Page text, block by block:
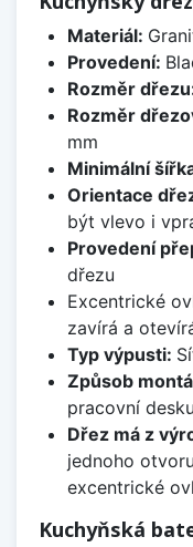
Materiál:
Provedení:
Rozměr
Rozměr
mm
Minimální
Orientace
být vlevo i
Provedení
dřezu
Excentrické
zavírá a
Typ výpusti:
Způsob
pracovní desku
Dřez má z
jednoho
excentrické
Kuchyňská